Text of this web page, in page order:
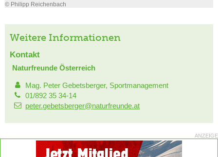
© Philipp Reichenbach
Weitere Informationen
Kontakt
Naturfreunde Österreich
Mag. Peter Gebetsberger, Sportmanagement
01/892 35 34-14
peter.gebetsberger@naturfreunde.at
ANZEIGE